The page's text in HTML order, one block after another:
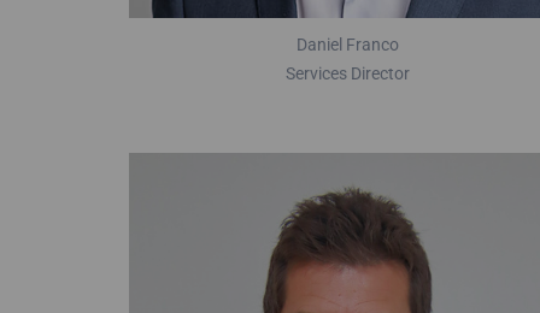
Daniel Franco
Services Director